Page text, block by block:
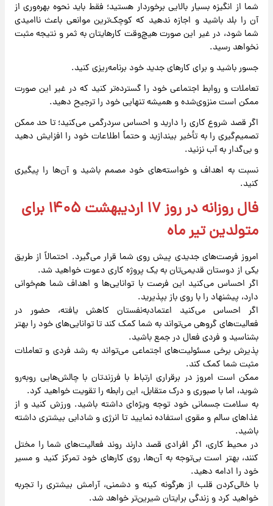
شما از انگیزه بسیار بالایی برخوردار هستید؛ فقط باید نحوه بهره‌وری از
آن را بلد باشید و اجازه ندهید که کوچک‌ترین موانعی باعث ناامیدی
شما شود، در غیر این صورت هیچ‌وقت کارهایتان به ثمر و نتیجه مثبت
نخواهد رسید.
جسور باشید و برای کارهای جدید خود برنامه‌ریزی کنید.
تعاملات و روابط اجتماعی خود را گسترده‌تر کنید که در غیر این صورت
ممکن است منزوی‌شده و همیشه تنهایی خود را ترجیح دهید.
اگر قصد شروع کاری را دارید و احساس سردرگمی می‌کنید؛ تا حد ممکن
تصمیم‌گیری را به تأخیر بیندازید و حتماً اطلاعات خود را افزایش دهید
و بی‌گدار به آب نزنید.
نسبت به اهداف و خواسته‌های خود مصمم باشید و آن‌ها را پیگیری
کنید.
فال روزانه در روز ۱۷ اردیبهشت ۱۴۰۵ برای
متولدین تیر ماه
امروز فرصت‌های جدیدی پیش روی شما قرار می‌گیرد. احتمالاً از طریق
یکی از دوستان قدیمی‌تان به یک پروژه کاری دعوت خواهید شد.
اگر احساس می‌کنید این فرصت با توانایی‌ها و اهداف شما هم‌خوانی
دارد، پیشنهاد را با روی باز بپذیرید.
اگر احساس می‌کنید اعتمادبه‌نفستان کاهش یافته، حضور در
فعالیت‌های گروهی می‌تواند به شما کمک کند تا توانایی‌های خود را بهتر
بشناسید و فردی فعال در جمع باشید.
پذیرش برخی مسئولیت‌های اجتماعی می‌تواند به رشد فردی و تعاملات
مثبت شما کمک کند.
ممکن است امروز در برقراری ارتباط با فرزندتان با چالش‌هایی روبه‌رو
شوید، اما با صبوری و درک متقابل، این رابطه را تقویت خواهید کرد.
به سلامت جسمانی خود توجه ویژه‌ای داشته باشید. ورزش کنید و از
غذاهای سالم و مقوی استفاده نمایید تا انرژی و شادابی بیشتری داشته
باشید.
در محیط کاری، اگر افرادی قصد دارند روند فعالیت‌های شما را مختل
کنند، بهتر است بی‌توجه به آن‌ها، روی کارهای خود تمرکز کنید و مسیر
خود را ادامه دهید.
با خالی‌کردن قلب از هرگونه کینه و دشمنی، آرامش بیشتری را تجربه
خواهید کرد و زندگی برایتان شیرین‌تر خواهد شد.